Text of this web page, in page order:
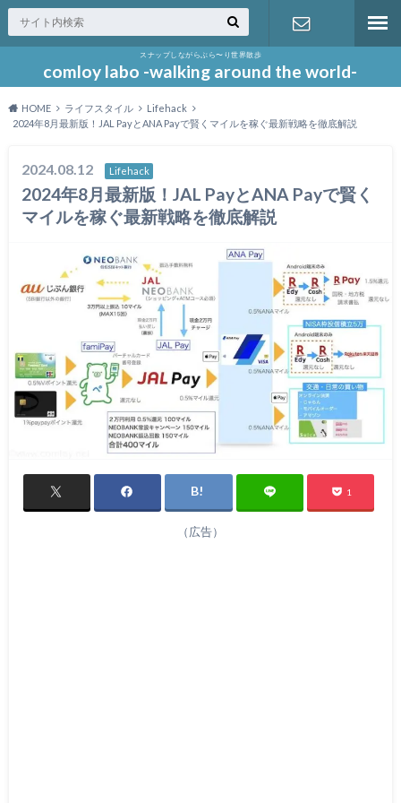
スナップしながらぶら〜り世界散歩
comloy labo -walking around the world-
お問い合わ
HOME ライフスタイル
Lifehack
2024年8月最新版！JAL PayとANA Payで賢くマイルを稼ぐ最新戦略を徹底解説
2024.08.12 Lifehack
2024年8月最新版！JAL PayとANA Payで賢く
マイルを稼ぐ最新戦略を徹底解説
1
（広告）